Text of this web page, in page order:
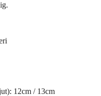
12cm / 13cm